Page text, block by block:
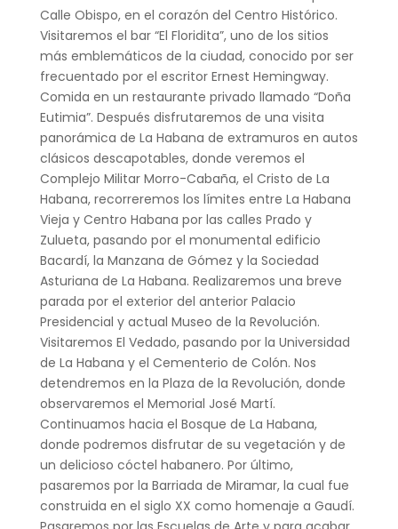
Calle Obispo, en el corazón del Centro Histórico.
Visitaremos el bar “El Floridita”, uno de los sitios
más emblemáticos de la ciudad, conocido por ser
frecuentado por el escritor Ernest Hemingway.
Comida en un restaurante privado llamado “Doña
Eutimia”. Después disfrutaremos de una visita
panorámica de La Habana de extramuros en autos
clásicos descapotables, donde veremos el
Complejo Militar Morro-Cabaña, el Cristo de La
Habana, recorreremos los límites entre La Habana
Vieja y Centro Habana por las calles Prado y
Zulueta, pasando por el monumental edificio
Bacardí, la Manzana de Gómez y la Sociedad
Asturiana de La Habana. Realizaremos una breve
parada por el exterior del anterior Palacio
Presidencial y actual Museo de la Revolución.
Visitaremos El Vedado, pasando por la Universidad
de La Habana y el Cementerio de Colón. Nos
detendremos en la Plaza de la Revolución, donde
observaremos el Memorial José Martí.
Continuamos hacia el Bosque de La Habana,
donde podremos disfrutar de su vegetación y de
un delicioso cóctel habanero. Por último,
pasaremos por la Barriada de Miramar, la cual fue
construida en el siglo XX como homenaje a Gaudí.